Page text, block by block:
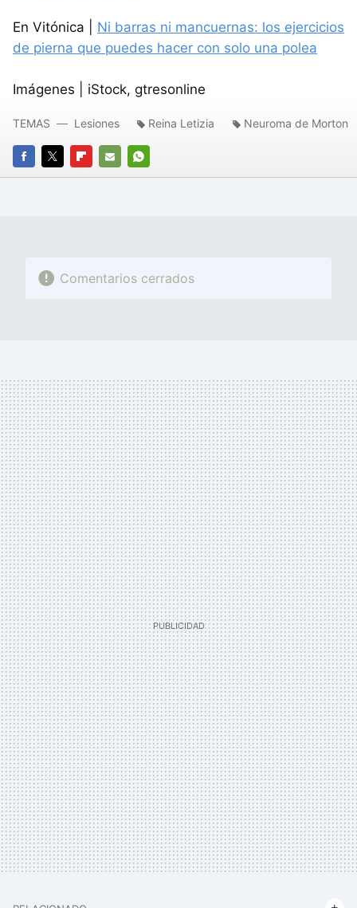
En Vitónica | Ni barras ni mancuernas: los ejercicios
de pierna que puedes hacer con solo una polea
Imágenes | iStock, gtresonline
FACEBOOK
TWITTERFLIPBOARD
E-
WHATSAPP
TEMAS Lesiones Reina Letizia Neuroma de Morton
Comentarios cerrados